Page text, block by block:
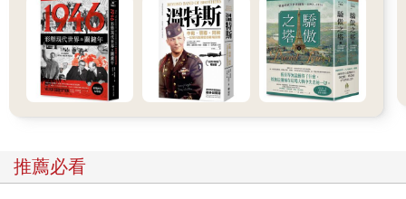
體、公民社會團體的努力之外，還是需要台灣人的全面自覺與自
律。網路時代，台灣公民必須進化成網路的「好民」。
這是鄭南榕「好國好民」願景實踐的全新階段，一次新的、巨大
的挑戰。這個時候，或許我們都應該重新閱讀當年Nylon素樸美麗
的夢想，重溫他為信念獻身的故事，甚至重新想像那殉道烈火的
灼熱與疼痛，讓疼痛刺激我們記憶，記憶那段不自由的歲月，刺
我們將再也不敢濫用、惡用它；相反地，我們將會更謹慎自覺地
行使這得來不易的言論自由，拚命地護衛它，同時用盡一切智慧
推薦必看